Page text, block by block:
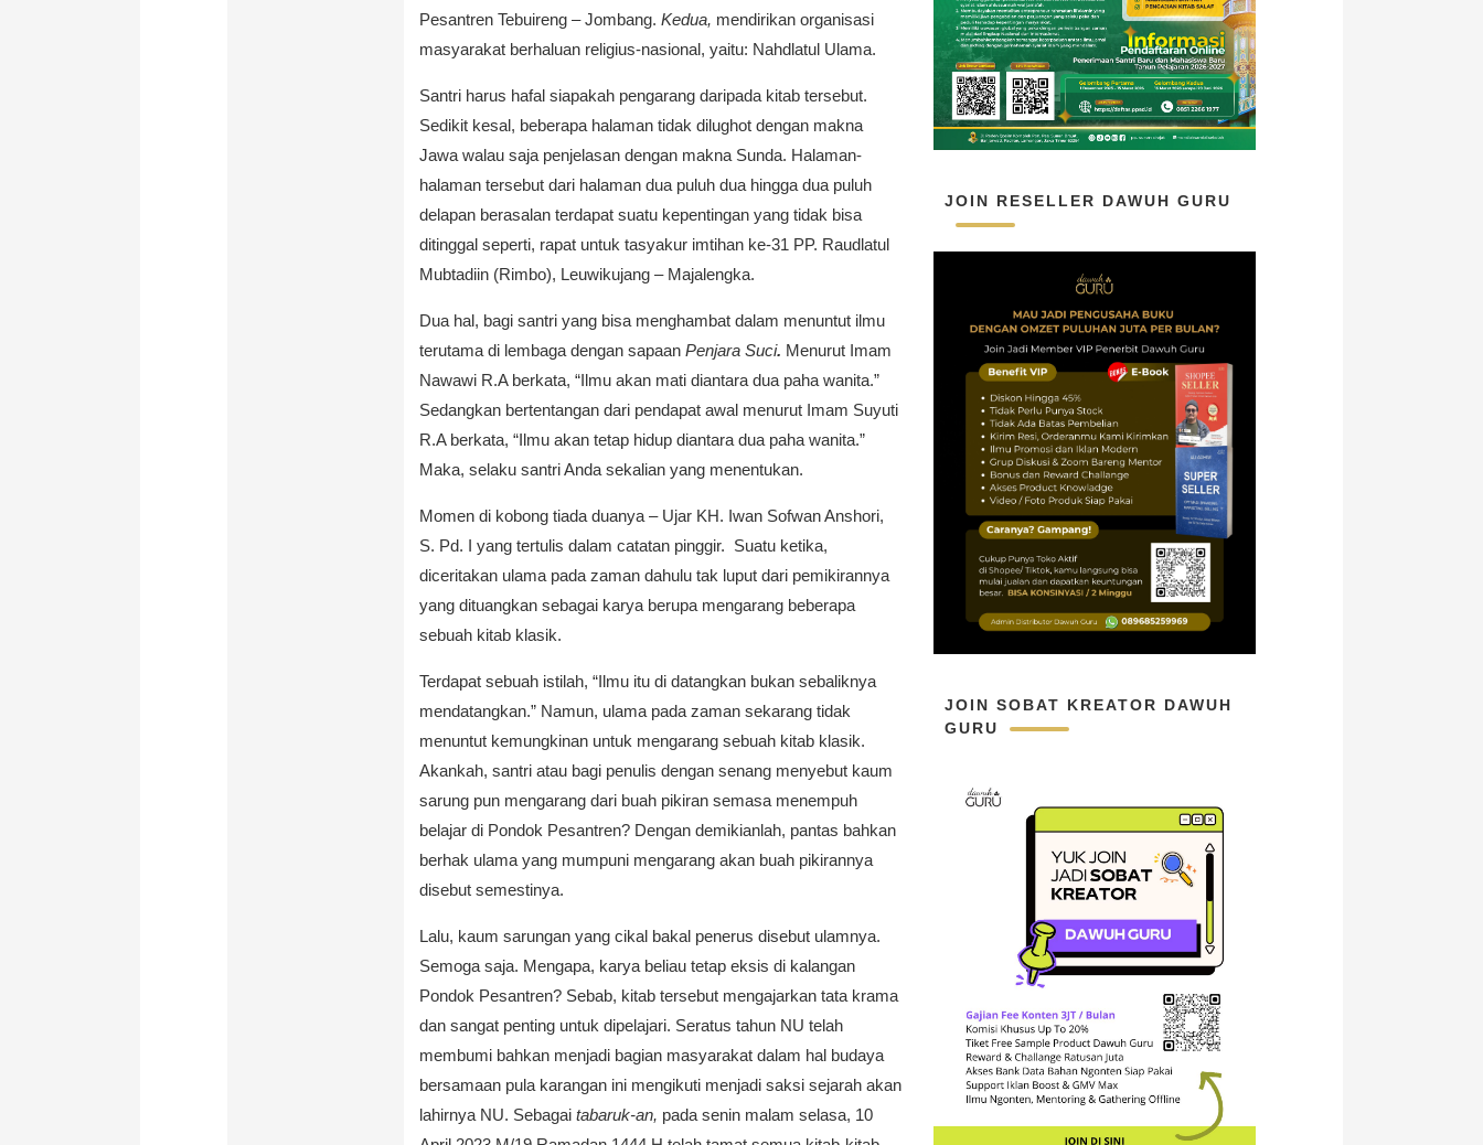
Pesantren Tebuireng – Jombang. Kedua, mendirikan organisasi
masyarakat berhaluan religius-nasional, yaitu: Nahdlatul Ulama.
Santri harus hafal siapakah pengarang daripada kitab tersebut.
Sedikit kesal, beberapa halaman tidak dilughot dengan makna
Jawa walau saja penjelasan dengan makna Sunda. Halaman-
halaman tersebut dari halaman dua puluh dua hingga dua puluh
delapan berasalan terdapat suatu kepentingan yang tidak bisa
ditinggal seperti, rapat untuk tasyakur imtihan ke-31 PP. Raudlatul
Mubtadiin (Rimbo), Leuwikujang – Majalengka.
Dua hal, bagi santri yang bisa menghambat dalam menuntut ilmu
terutama di lembaga dengan sapaan Penjara Suci. Menurut Imam
Nawawi R.A berkata, “Ilmu akan mati diantara dua paha wanita.”
Sedangkan bertentangan dari pendapat awal menurut Imam Suyuti
R.A berkata, “Ilmu akan tetap hidup diantara dua paha wanita.”
Maka, selaku santri Anda sekalian yang menentukan.
Momen di kobong tiada duanya – Ujar KH. Iwan Sofwan Anshori,
S. Pd. I yang tertulis dalam catatan pinggir. Suatu ketika,
diceritakan ulama pada zaman dahulu tak luput dari pemikirannya
yang dituangkan sebagai karya berupa mengarang beberapa
sebuah kitab klasik.
Terdapat sebuah istilah, “Ilmu itu di datangkan bukan sebaliknya
mendatangkan.” Namun, ulama pada zaman sekarang tidak
menuntut kemungkinan untuk mengarang sebuah kitab klasik.
Akankah, santri atau bagi penulis dengan senang menyebut kaum
sarung pun mengarang dari buah pikiran semasa menempuh
belajar di Pondok Pesantren? Dengan demikianlah, pantas bahkan
berhak ulama yang mumpuni mengarang akan buah pikirannya
disebut semestinya.
Lalu, kaum sarungan yang cikal bakal penerus disebut ulamnya.
Semoga saja. Mengapa, karya beliau tetap eksis di kalangan
Pondok Pesantren? Sebab, kitab tersebut mengajarkan tata krama
dan sangat penting untuk dipelajari. Seratus tahun NU telah
membumi bahkan menjadi bagian masyarakat dalam hal budaya
bersamaan pula karangan ini mengikuti menjadi saksi sejarah akan
lahirnya NU. Sebagai tabaruk-an, pada senin malam selasa, 10
JOIN RESELLER DAWUH GURU
JOIN SOBAT KREATOR DAWUH
GURU